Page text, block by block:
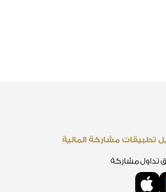
تطبيقات مشاركة المالية
تداول مشاركة